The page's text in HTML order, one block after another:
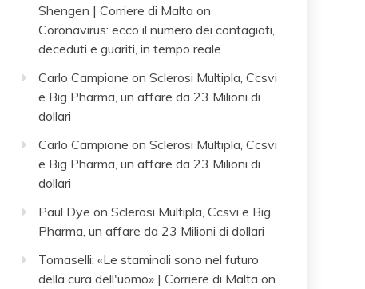
Shengen | Corriere di Malta on
Coronavirus: ecco il numero dei contagiati,
deceduti e guariti, in tempo reale
Carlo Campione on Sclerosi Multipla, Ccsvi
e Big Pharma, un affare da 23 Milioni di
dollari
Carlo Campione on Sclerosi Multipla, Ccsvi
e Big Pharma, un affare da 23 Milioni di
dollari
Paul Dye on Sclerosi Multipla, Ccsvi e Big
Pharma, un affare da 23 Milioni di dollari
Tomaselli: «Le staminali sono nel futuro
della cura dell'uomo» | Corriere di Malta on